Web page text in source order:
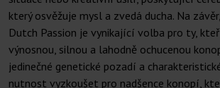
který osvěžuje mysl a zvedá ducha. Na
Dutch Passion je vynikající volba pro ty,
výnosnou, silnou a lahodně ochucenou
jedinečné genetické pozadí a
nutnost vyzkoušet pro nadšence konopí,